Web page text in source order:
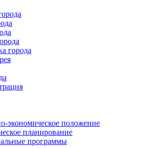
города
экономическое положение
планирование
программы